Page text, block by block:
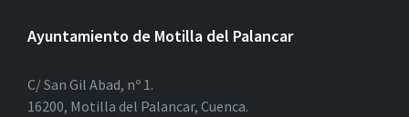
Ayuntamiento de Motilla del Palancar
C/ San Gil Abad, nº 1.
16200, Motilla del Palancar, Cuenca.